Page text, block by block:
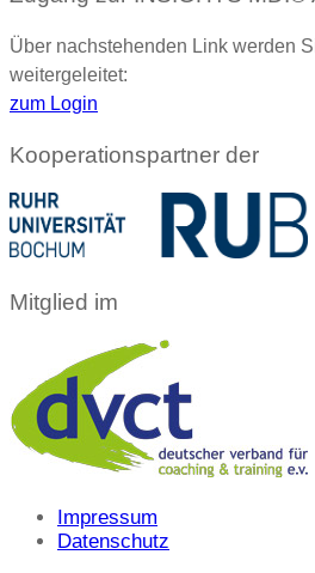
Über nachstehenden Link werden
weitergeleitet:
zum Login
Kooperationspartner der
Mitglied im
Impressum
Datenschutz